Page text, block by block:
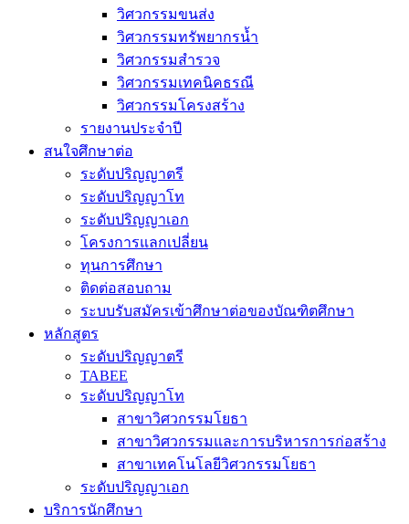
วิศวกรรมขนส่ง
วิศวกรรมทรัพยากรน้ำ
วิศวกรรมสำรวจ
วิศวกรรมเทคนิคธรณี
วิศวกรรมโครงสร้าง
รายงานประจำปี
สนใจศึกษาต่อ
ระดับปริญญาตรี
ระดับปริญญาโท
ระดับปริญญาเอก
โครงการแลกเปลี่ยน
ทุนการศึกษา
ติดต่อสอบถาม
ระบบรับสมัครเข้าศึกษาต่อของบัณฑิตศึกษา
หลักสูตร
ระดับปริญญาตรี
TABEE
ระดับปริญญาโท
สาขาวิศวกรรมโยธา
สาขาวิศวกรรมและการบริหารการก่อสร้าง
สาขาเทคโนโลยีวิศวกรรมโยธา
ระดับปริญญาเอก
บริการนักศึกษา